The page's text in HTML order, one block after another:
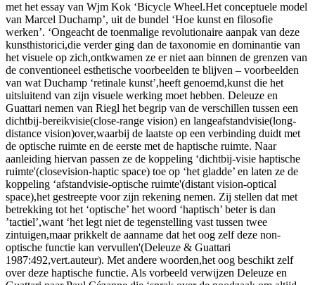
met het essay van Wjm Kok ‘Bicycle Wheel.Het conceptuele model
van Marcel Duchamp’, uit de bundel ‘Hoe kunst en filosofie
werken’. ‘Ongeacht de toenmalige revolutionaire aanpak van deze
kunsthistorici,die verder ging dan de taxonomie en dominantie van
het visuele op zich,ontkwamen ze er niet aan binnen de grenzen van
de conventioneel esthetische voorbeelden te blijven – voorbeelden
van wat Duchamp ‘retinale kunst’,heeft genoemd,kunst die het
uitsluitend van zijn visuele werking moet hebben. Deleuze en
Guattari nemen van Riegl het begrip van de verschillen tussen een
dichtbij-bereikvisie(close-range vision) en langeafstandvisie(long-
distance vision)over,waarbij de laatste op een verbinding duidt met
de optische ruimte en de eerste met de haptische ruimte. Naar
aanleiding hiervan passen ze de koppeling ‘dichtbij-visie haptische
ruimte'(closevision-haptic space) toe op ‘het gladde’ en laten ze de
koppeling ‘afstandvisie-optische ruimte'(distant vision-optical
space),het gestreepte voor zijn rekening nemen. Zij stellen dat met
betrekking tot het ‘optische’ het woord ‘haptisch’ beter is dan
’tactiel’,want ‘het legt niet de tegenstelling vast tussen twee
zintuigen,maar prikkelt de aanname dat het oog zelf deze non-
optische functie kan vervullen'(Deleuze & Guattari
1987:492,vert.auteur). Met andere woorden,het oog beschikt zelf
over deze haptische functie. Als vorbeeld verwijzen Deleuze en